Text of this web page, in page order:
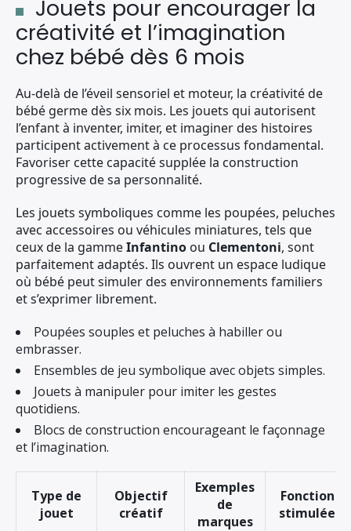
Jouets pour encourager la
créativité et l’imagination
chez bébé dès 6 mois
Au-delà de l’éveil sensoriel et moteur, la créativité de
bébé germe dès six mois. Les jouets qui autorisent
l’enfant à inventer, imiter, et imaginer des histoires
participent activement à ce processus fondamental.
Favoriser cette capacité supplée la construction
progressive de sa personnalité.
Les jouets symboliques comme les poupées, peluches
avec accessoires ou véhicules miniatures, tels que
ceux de la gammeInfantino ou Clementoni, sont
parfaitement adaptés. Ils ouvrent un espace ludique
où bébé peut simuler des environnements familiers
et s’exprimer librement.
Poupées souples et peluches à habiller ou
embrasser.
Ensembles de jeu symbolique avec objets simples.
Jouets à manipuler pour imiter les gestes
quotidiens.
Blocs de construction encourageant le façonnage
et l’imagination.
Type de
jouet
Objectif
créatif
Exemples
de
marques
Fonctions
stimulées